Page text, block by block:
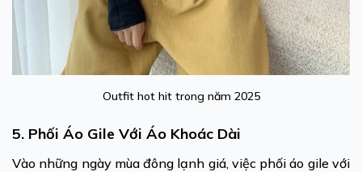
Outfit hot hit trong năm 2025
5. Phối Áo Gile Với Áo Khoác Dài
Vào những ngày mùa đông lạnh giá, việc phối áo gile với